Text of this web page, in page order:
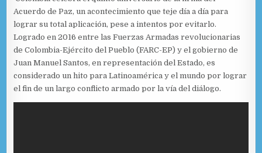
Acuerdo de Paz, un acontecimiento que teje día a día para
lograr su total aplicación, pese a intentos por evitarlo.
Logrado en 2016 entre las Fuerzas Armadas revolucionarias
de Colombia-Ejército del Pueblo (FARC-EP) y el gobierno de
Juan Manuel Santos, en representación del Estado, es
considerado un hito para Latinoamérica y el mundo por lograr
el fin de un largo conflicto armado por la vía del diálogo.